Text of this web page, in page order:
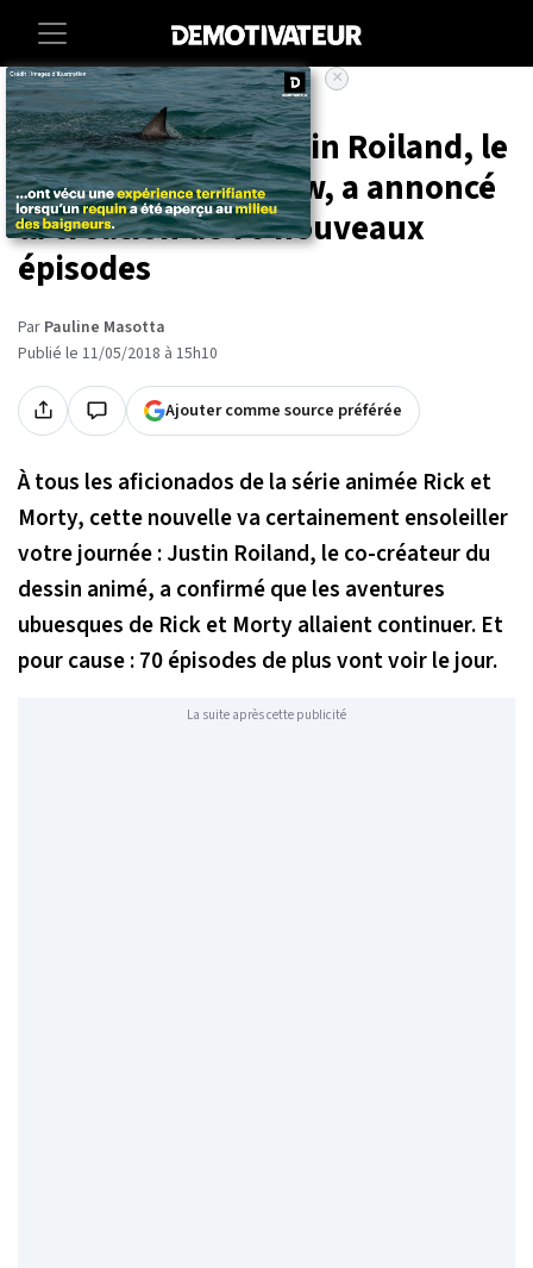
Accueil Entertainment Series
Rick et Morty : Justin Roiland, le
co-créateur du show, a annoncé
la création de 70 nouveaux
épisodes
Par Pauline Masotta
Publié le 11/05/2018 à 15h10
Ajouter comme source préférée
À tous les aficionados de la série animée Rick et
Morty, cette nouvelle va certainement ensoleiller
votre journée : Justin Roiland, le co-créateur du
dessin animé, a confirmé que les aventures
ubuesques de Rick et Morty allaient continuer. Et
pour cause : 70 épisodes de plus vont voir le jour.
La suite après cette publicité
×